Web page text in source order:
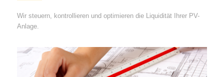
Wir steuern, kontrollieren und optimieren die Liquidität Ihrer PV-
Anlage.